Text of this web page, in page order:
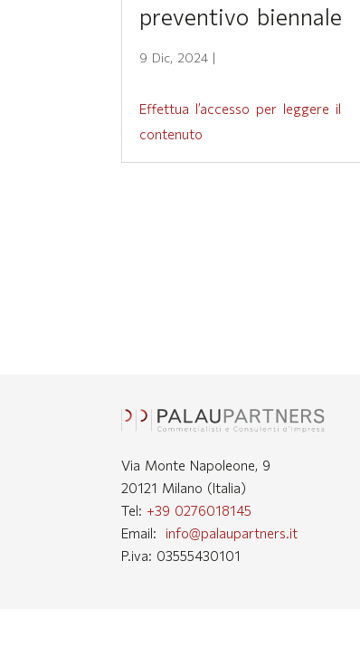
preventivo biennale
9 Dic, 2024 |
Effettua l’accesso per leggere il
contenuto
Via Monte Napoleone, 9
20121 Milano (Italia)
Tel: +39 0276018145
Email: info@palaupartners.it
P.iva: 03555430101